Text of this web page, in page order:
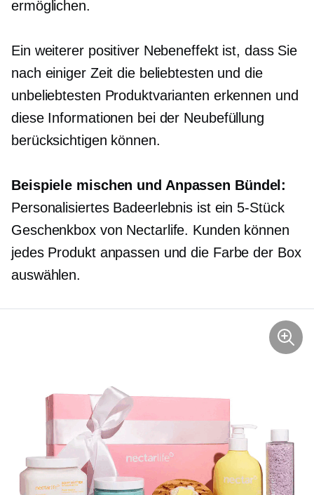
ermöglichen.
Ein weiterer positiver Nebeneffekt ist, dass Sie
nach einiger Zeit die beliebtesten und die
unbeliebtesten Produktvarianten erkennen und
diese Informationen bei der Neubefüllung
berücksichtigen können.
Beispiele mischen und Anpassen Bündel:
Personalisiertes Badeerlebnis ist ein 5-Stück
Geschenkbox von Nectarlife. Kunden können
jedes Produkt anpassen und die Farbe der Box
auswählen.